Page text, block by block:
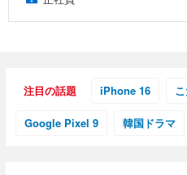
注目の話題 iPhone 16
Google Pixel 9 韓国ドラマ